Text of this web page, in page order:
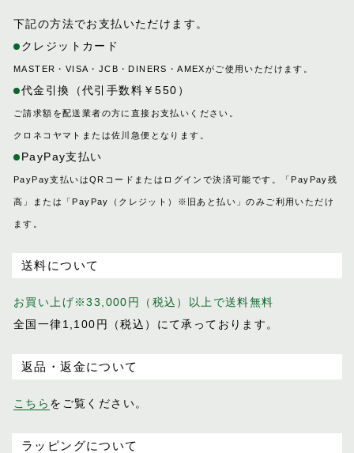
下記の方法でお支払いただけます。
クレジットカード
MASTER・VISA・JCB・DINERS・AMEXがご使用いただけます。
代金引換（代引手数料￥550）
ご請求額を配送業者の方に直接お支払いください。
クロネコヤマトまたは佐川急便となります。
PayPay支払い
PayPay支払いはQRコードまたはログインで決済可能です。「PayPay残
高」または「PayPay（クレジット）※旧あと払い」のみご利用いただけ
ます。
送料について
お買い上げ※33,000円（税込）以上で送料無料
全国一律1,100円（税込）にて承っております。
返品・返金について
こちら をご覧ください。
ラッピングについて